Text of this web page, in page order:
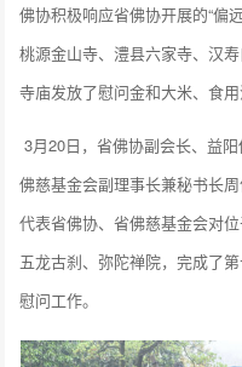
佛协积极响应省佛协开展的“偏
桃源金山寺、澧县六家寺、汉
寺庙发放了慰问金和大米、食用
3月20日，省佛协副会长、益
佛慈基金会副理事长兼秘书长
代表省佛协、省佛慈基金会对
五龙古刹、弥陀禅院，完成了
慰问工作。